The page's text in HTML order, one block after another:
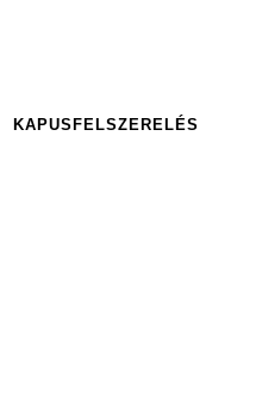
KAPUSFELSZERELÉS